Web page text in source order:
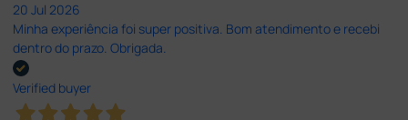
20 Jul 2026
Minha experiência foi super positiva. Bom atendimento e recebi
dentro do prazo. Obrigada.
Verified buyer